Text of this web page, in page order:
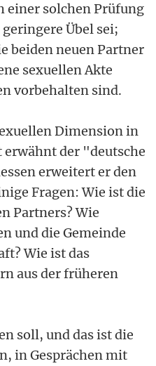
einer solchen Prüfung
Übel sei;
beiden neuen Partner
sexuellen Akte
vorbehalten sind.
Dimension in
erwähnt der "deutsche
erweitert er den
Fragen: Wie ist die
Partners? Wie
und die Gemeinde
Wie ist das
aus der früheren
soll, und das ist die
in Gesprächen mit